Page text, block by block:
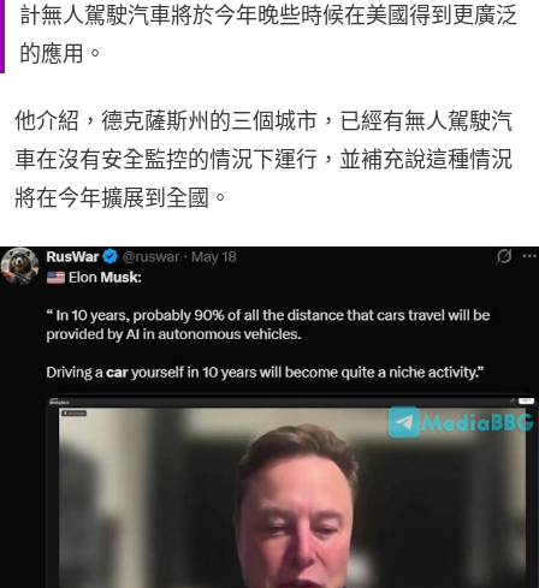
計無人駕駛汽車將於今年晚些時候在美國得到更廣泛
的應用。
他介紹，德克薩斯州的三個城市，已經有無人駕駛汽
車在沒有安全監控的情況下運行，並補充說這種情況
將在今年擴展到全國。